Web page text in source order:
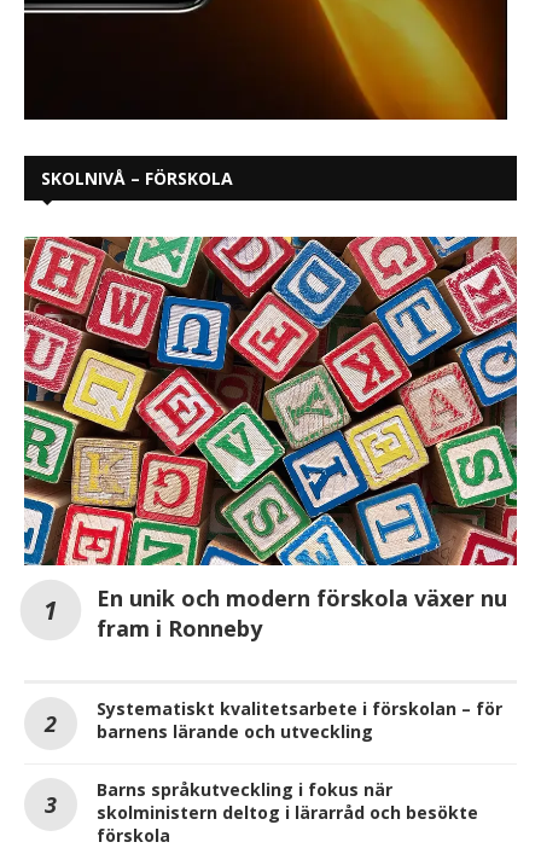
SKOLNIVÅ – FÖRSKOLA
En unik och modern förskola växer nu
fram i Ronneby
Systematiskt kvalitetsarbete i förskolan – för
barnens lärande och utveckling
Barns språkutveckling i fokus när
skolministern deltog i lärarråd och besökte
förskola